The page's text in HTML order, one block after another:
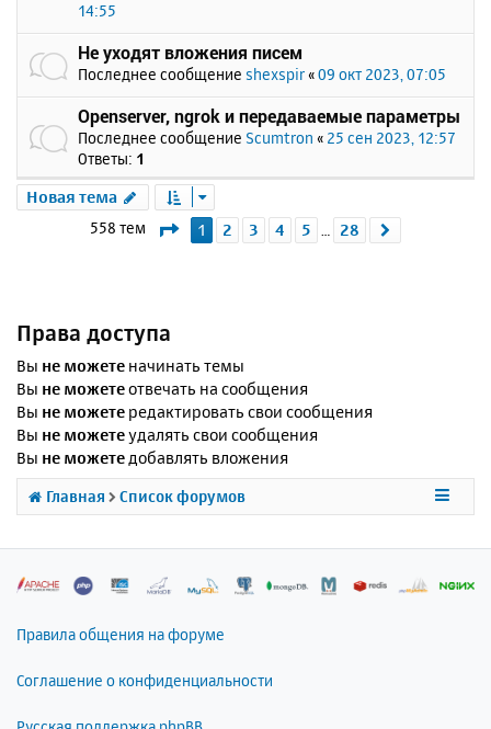
14:55
Не уходят вложения писем
Последнее сообщение shexspir «09 окт 2023, 07:05
Openserver, ngrok и передаваемые параметры
Последнее сообщение Scumtron « 25 сен 2023, 12:57
Ответы: 1
Новая тема
558 тем Страница1 из 28
1 2 3 4 5 28
Права доступа
Вы не можете начинать темы
Вы не можетеотвечать на сообщения
Вы не можете редактировать свои сообщения
Вы не можетеудалять свои сообщения
Вы не можетедобавлять вложения
Главная Список форумов
Правила общения на форуме
Соглашение о конфиденциальности